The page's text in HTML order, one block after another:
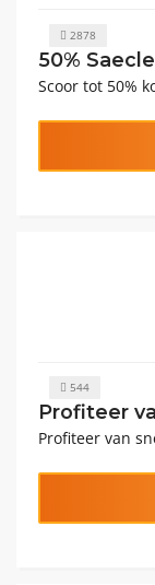
2878
50%
Scoor tot 50%
544
Profiteer
Profiteer van